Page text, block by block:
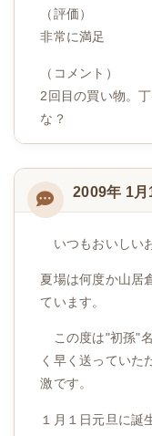
（評価）
非常に満足
（コメント）
2回目の買い物。
な？
2009年 1月
いつもおいしい
夏場は何度か山居
ています。
この度は"初孫"
く早く送っていた
激です。
１月１日元旦に誕